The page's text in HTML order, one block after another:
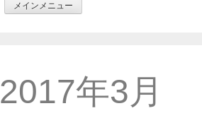
メインメニュー
2017年3月